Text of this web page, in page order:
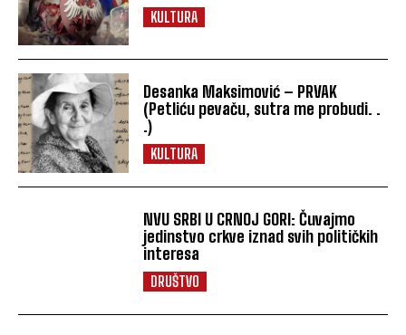
KULTURA
Desanka Maksimović – PRVAK
(Petliću pevaču, sutra me probudi. .
.)
KULTURA
NVU SRBI U CRNOJ GORI: Čuvajmo
jedinstvo crkve iznad svih političkih
interesa
DRUŠTVO